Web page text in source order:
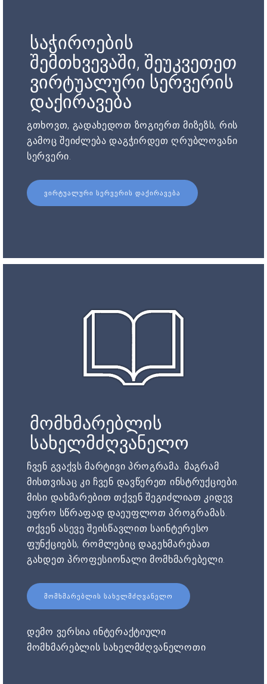
საჭიროების
შემთხვევაში, შეუკვეთეთ
ვირტუალური სერვერის
დაქირავება
გთხოვთ, გადახედოთ ზოგიერთ მიზეზს, რის
გამოც შეიძლება დაგჭირდეთ ღრუბლოვანი
სერვერი.
ᲕᲘᲠᲢᲣᲐᲚᲣᲠᲘ ᲡᲔᲠᲕᲔᲠᲘᲡ ᲓᲐᲥᲘᲠᲐᲕᲔᲑᲐ
მომხმარებლის
სახელმძღვანელო
ჩვენ გვაქვს მარტივი პროგრამა. მაგრამ
მისთვისაც კი ჩვენ დავწერეთ ინსტრუქციები.
მისი დახმარებით თქვენ შეგიძლიათ კიდევ
უფრო სწრაფად დაეუფლოთ პროგრამას.
თქვენ ასევე შეისწავლით საინტერესო
ფუნქციებს, რომლებიც დაგეხმარებათ
გახდეთ პროფესიონალი მომხმარებელი.
ᲛᲝᲛᲮᲛᲐᲠᲔᲑᲚᲘᲡ ᲡᲐᲮᲔᲚᲛᲫᲦᲕᲐᲜᲔᲚᲝ
დემო ვერსია ინტერაქტიული
მომხმარებლის სახელმძღვანელოთი